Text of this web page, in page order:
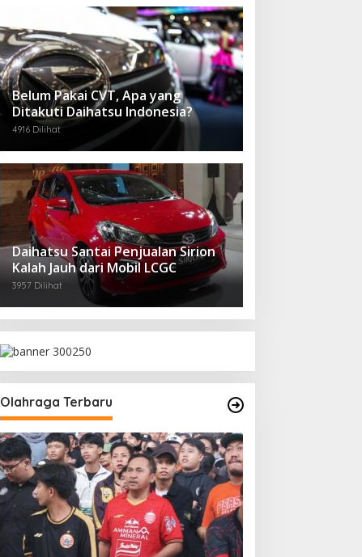
Belum Pakai CVT, Apa yang
Ditakuti Daihatsu Indonesia?
4916 Dilihat
Daihatsu Santai Penjualan Sirion
Kalah Jauh dari Mobil LCGC
3957 Dilihat
Olahraga Terbaru